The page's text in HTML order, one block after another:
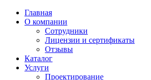
Главная
О компании
Сотрудники
Лицензии и сертификаты
Отзывы
Каталог
Услуги
Проектирование